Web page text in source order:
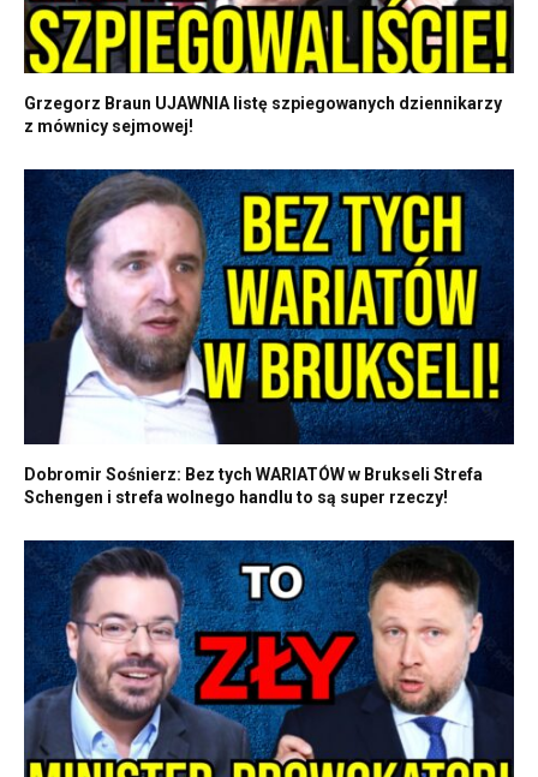
Grzegorz Braun UJAWNIA listę szpiegowanych dziennikarzy
z mównicy sejmowej!
Dobromir Sośnierz: Bez tych WARIATÓW w Brukseli Strefa
Schengen i strefa wolnego handlu to są super rzeczy!